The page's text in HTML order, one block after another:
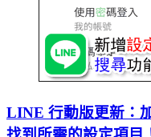
LINE 行動版更新：